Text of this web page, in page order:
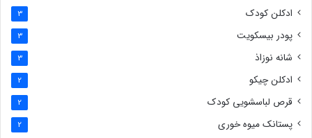
ادکلن کودک 3
پودر بیسکویت 3
شانه نوزاذ 3
ادکلن چیکو 2
قرص لباسشویی کودک 2
پستانک میوه خوری 2